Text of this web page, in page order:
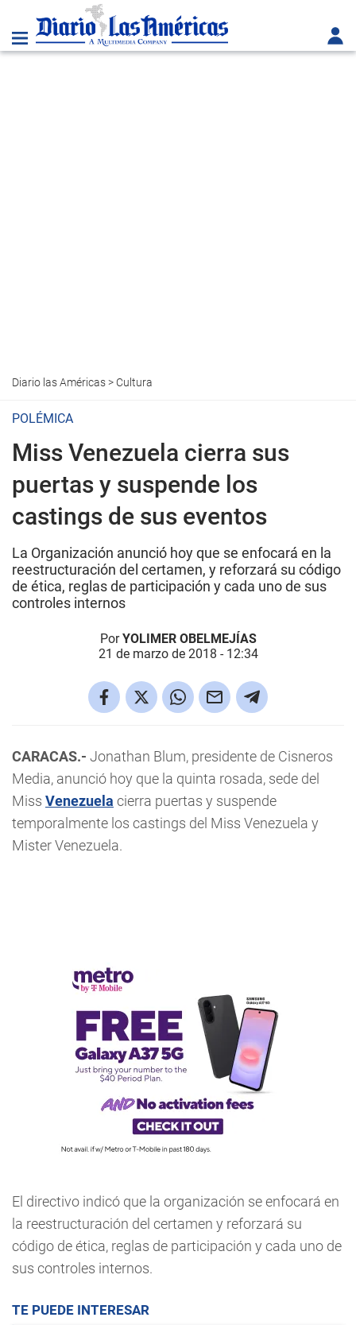
Diario las Américas> Cultura
POLÉMICA
Miss Venezuela cierra sus
puertas y suspende los
castings de sus eventos
La Organización anunció hoy que se enfocará en la
reestructuración del certamen, y reforzará su código
de ética, reglas de participación y cada uno de sus
controles internos
PorYOLIMER OBELMEJÍAS
21 de marzo de 2018 - 12:34
CARACAS.- Jonathan Blum, presidente de Cisneros
Media, anunció hoy que la quinta rosada, sede del
Miss Venezuela cierra puertas y suspende
temporalmente los castings del Miss Venezuela y
Mister Venezuela.
El directivo indicó que la organización se enfocará en
la reestructuración del certamen y reforzará su
código de ética, reglas de participación y cada uno de
sus controles internos.
TE PUEDE INTERESAR